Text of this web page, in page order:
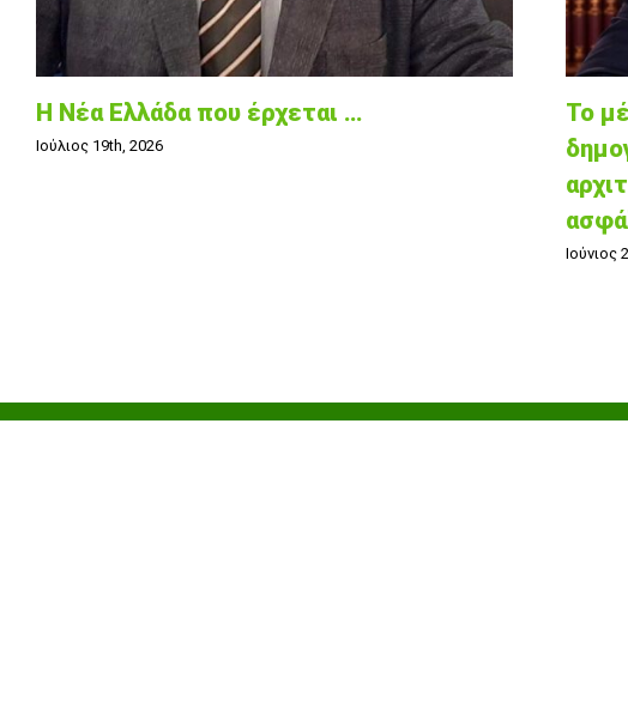
Η Νέα Ελλάδα που έρχεται …
Ιούλιος 19th, 2026
Το
Ιούνιος